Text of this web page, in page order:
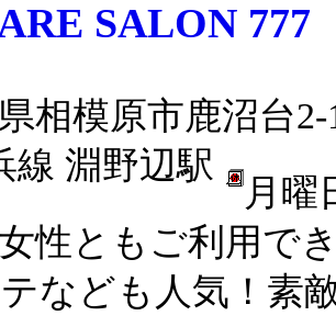
SALON 777
相模原市鹿沼台2-
線 淵野辺駅
月曜
性ともご利用で
なども人気！素